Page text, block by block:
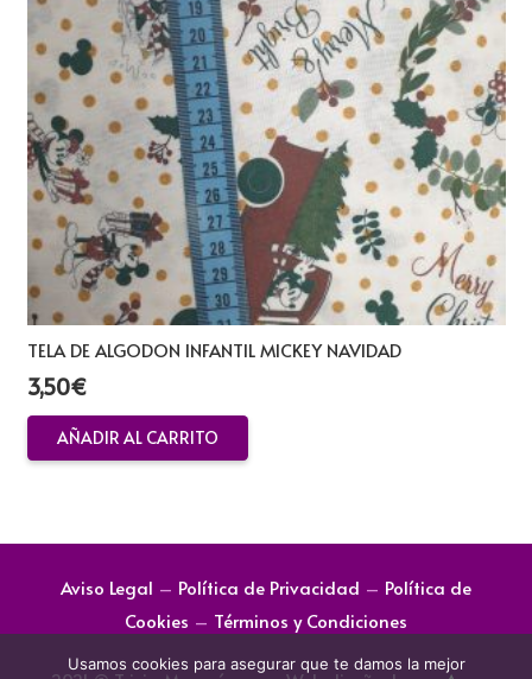
TELA DE ALGODON INFANTIL MICKEY NAVIDAD
3,50€
AÑADIR AL CARRITO
Aviso Legal – Política de Privacidad – Política de
Cookies – Términos y Condiciones
Usamos cookies para asegurar que te damos la mejor